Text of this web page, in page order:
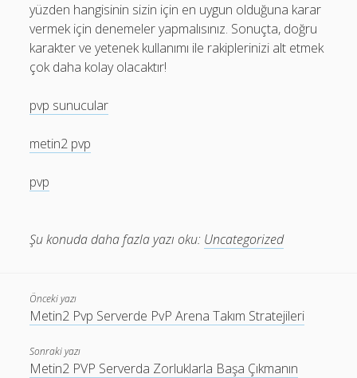
yüzden hangisinin sizin için en uygun olduğuna karar
vermek için denemeler yapmalısınız. Sonuçta, doğru
karakter ve yetenek kullanımı ile rakiplerinizi alt etmek
çok daha kolay olacaktır!
pvp sunucular
metin2 pvp
pvp
Şu konuda daha fazla yazı oku: Uncategorized
Önceki yazı
Metin2 Pvp Serverde PvP Arena Takım Stratejileri
Sonraki yazı
Metin2 PVP Serverda Zorluklarla Başa Çıkmanın